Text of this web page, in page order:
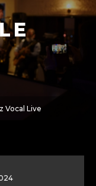
Vocal Live